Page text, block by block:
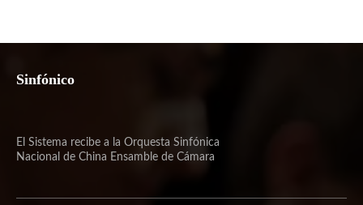
Sinfónico
El Sistema recibe a la Orquesta Sinfónica
Nacional de China Ensamble de Cámara